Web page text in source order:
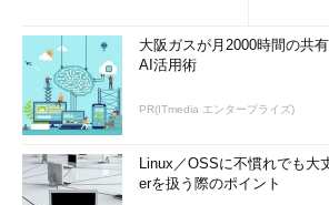
大阪ガスが月2000時間の共
AI活用術
PR(ITmedia エンタープライズ)
Linux／OSSに不慣れでも大
erを扱う際のポイント